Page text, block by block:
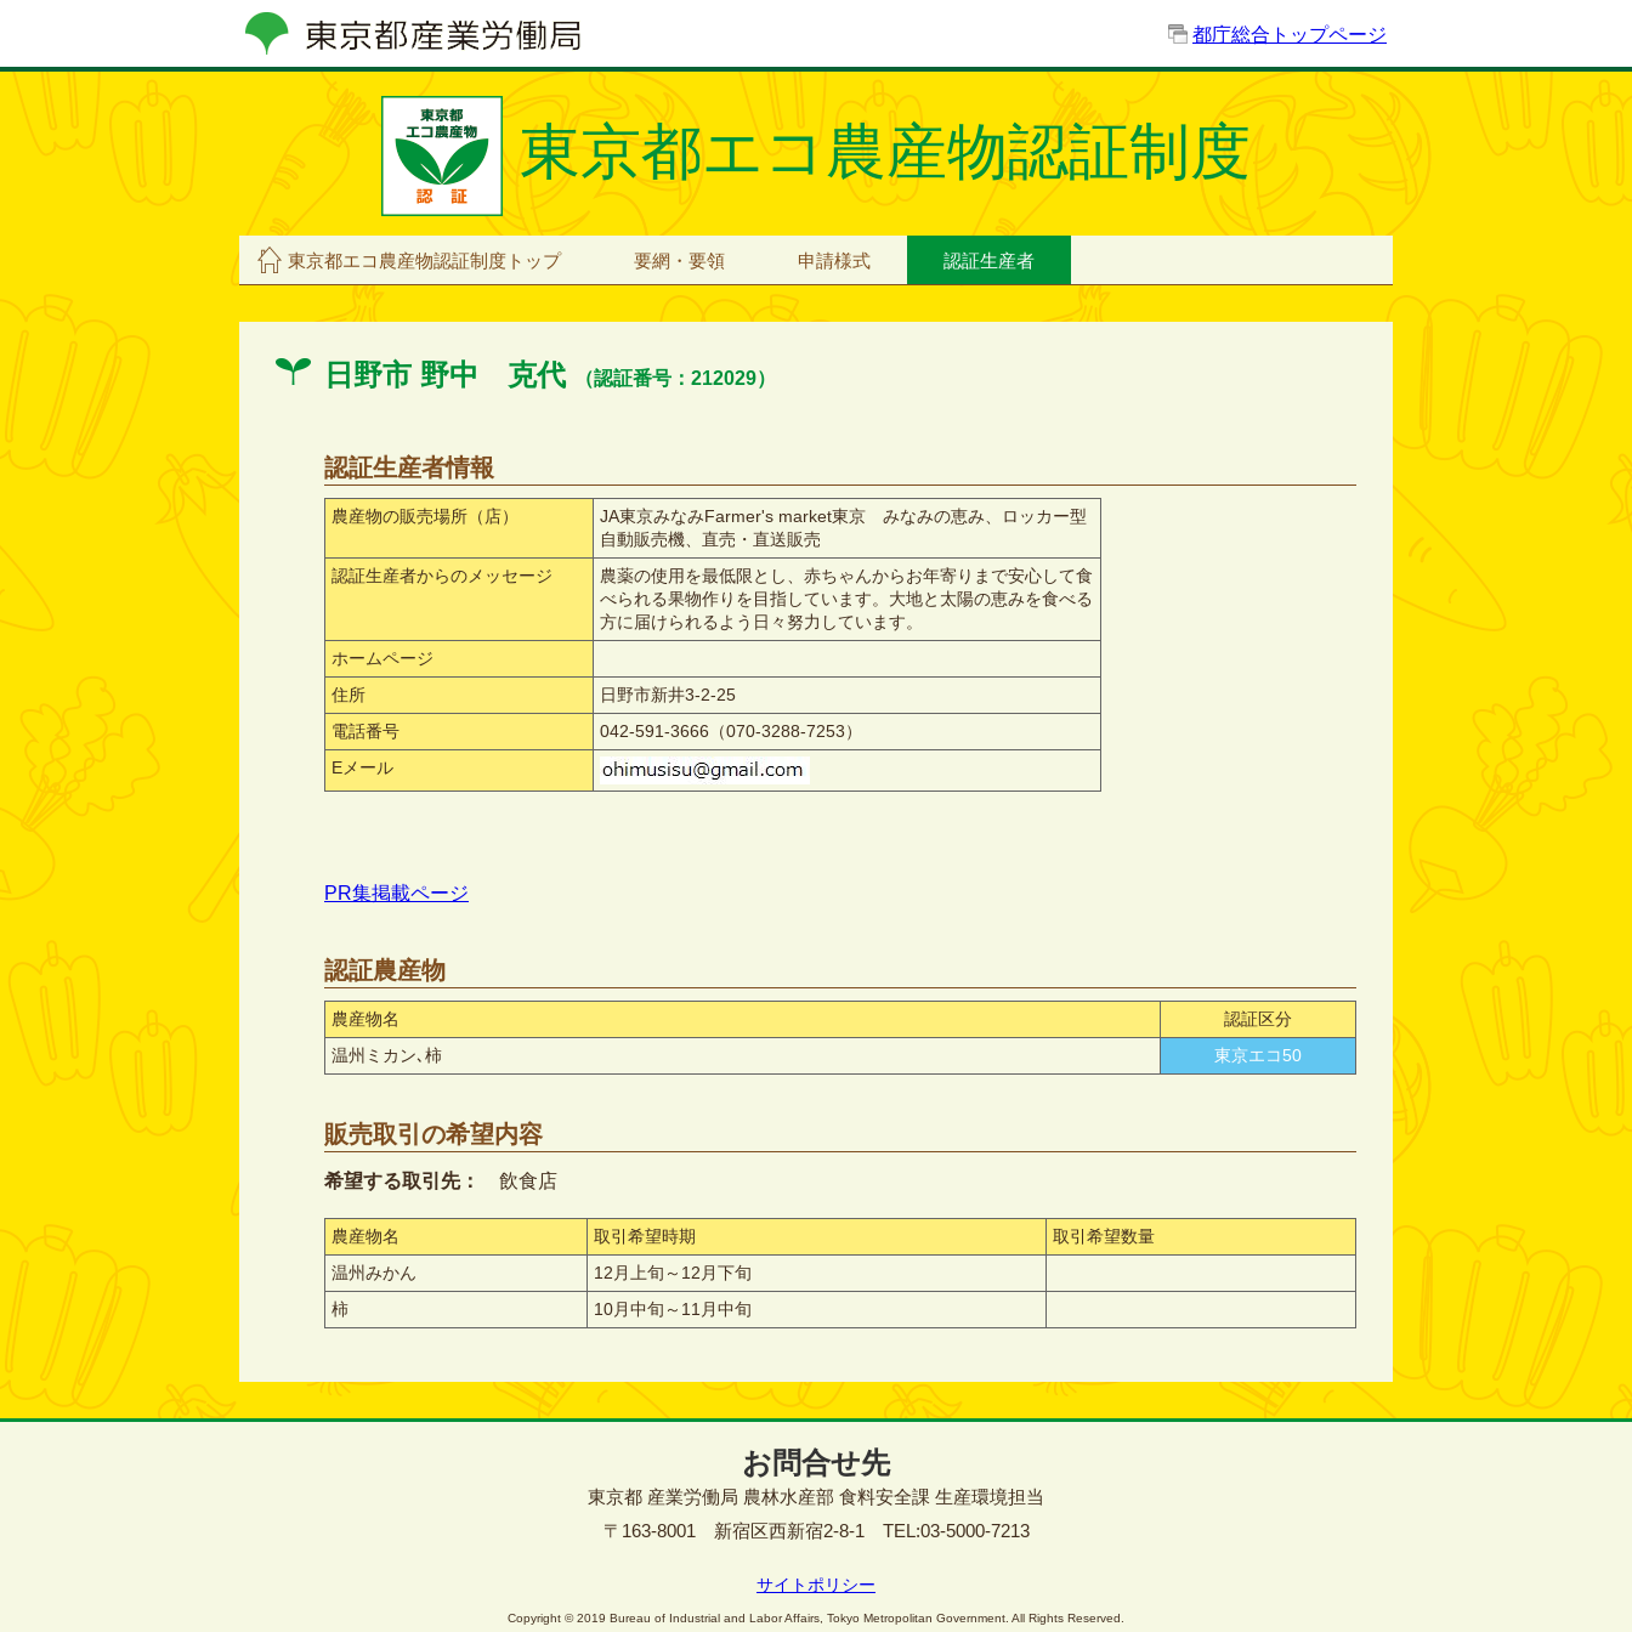
都庁総合トップページ
東京都エコ農産物認証制度
東京都エコ農産物認証制度トップ 要網・要領 申請様式 認証生産者
日野市 野中 克代 （認証番号：212029）
認証生産者情報
農産物の販売場所（店）
JA東京みなみFarmer's market東京 みなみの恵み、ロッカー型
自動販売機、直売・直送販売
認証生産者からのメッセージ
農薬の使用を最低限とし、赤ちゃんからお年寄りまで安心して食
べられる果物作りを目指しています。大地と太陽の恵みを食べる
方に届けられるよう日々努力しています。
ホームページ
住所
日野市新井3-2-25
電話番号
042-591-3666（070-3288-7253）
Eメール
PR集掲載ページ
認証農産物
農産物名
認証区分
温州ミカン､柿
東京エコ50
販売取引の希望内容
希望する取引先： 飲食店
農産物名 取引希望時期
取引希望数量
温州みかん
12月上旬～12月下旬
柿
10月中旬～11月中旬
お問合せ先
東京都 産業労働局 農林水産部 食料安全課 生産環境担当
〒163-8001 新宿区西新宿2-8-1 TEL:03-5000-7213
サイトポリシー
Copyright © 2019 Bureau of Industrial and Labor Affairs, Tokyo Metropolitan Government. All Rights Reserved.